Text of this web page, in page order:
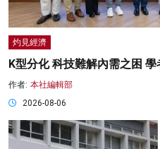
灼見經濟
K型分化 科技難解內需之困
作者: 本社編輯部
2026-08-06